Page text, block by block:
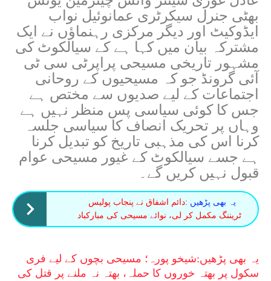
بھٹی جنرل سیکرٹری عمانوئیل نواب
ایڈوکیٹ اور دیگر مرکزی رہنماؤں نے ایک
مشترکہ بیان میں کہا ہے کے سیالکوٹ کی
مشہور تاریخی مسیحی پراپرٹی سی ٹی
آئی گرونڈ جو کہ مسیحیوں کے روحانی
اجتماعات کے لیے صدیوں سے مختص ہے
جس کا کوئی سیاسی پس منظر نہیں ہے
وہاں پر تحریک انصاف کا سیاسی جلسہ
کرنا اس کی مذہبی تاریخ کو تبدیل کرنا
ہے جسے سیالکوٹ کے غیور مسیحی عوام
قبول نہیں کریں گے۔
یہ بھی پڑھیں :دائم اشفاق نے پنجاب پولیس
ٹریننگ مکمل کر لی، نوائے مسیحی کی مبارکباد
یہ بھی پڑھیں:شیخو پورہ؛ مسیحی بچوں کے لیے فری
سکول پر بھتہ خوروں کا حملہ، بھتہ نہ ملنے پر قتل کی